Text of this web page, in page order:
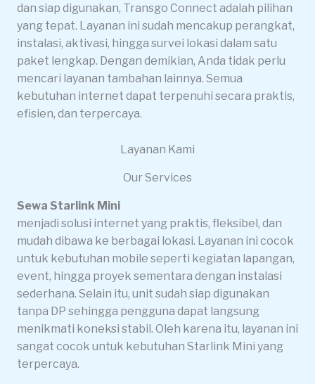
dan siap digunakan, Transgo Connect adalah pilihan
yang tepat. Layanan ini sudah mencakup perangkat,
instalasi, aktivasi, hingga survei lokasi dalam satu
paket lengkap. Dengan demikian, Anda tidak perlu
mencari layanan tambahan lainnya. Semua
kebutuhan internet dapat terpenuhi secara praktis,
efisien, dan terpercaya.
Layanan Kami
Our Services
Sewa Starlink Mini
menjadi solusi internet yang praktis, fleksibel, dan
mudah dibawa ke berbagai lokasi. Layanan ini cocok
untuk kebutuhan mobile seperti kegiatan lapangan,
event, hingga proyek sementara dengan instalasi
sederhana. Selain itu, unit sudah siap digunakan
tanpa DP sehingga pengguna dapat langsung
menikmati koneksi stabil. Oleh karena itu, layanan ini
sangat cocok untuk kebutuhan Starlink Mini yang
terpercaya.